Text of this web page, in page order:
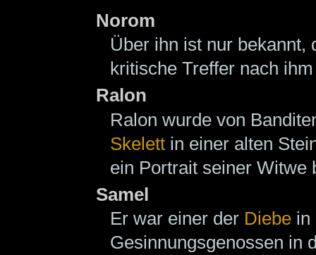
Norom
Über ihn ist nur bekannt,
kritische Treffer nach
Ralon
Ralon wurde von
Skelett in einer alten
ein Portrait seiner Witwe
Samel
Er war einer der Diebe in
Gesinnungsgenossen in